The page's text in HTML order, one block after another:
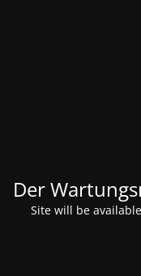
Der
Site will be